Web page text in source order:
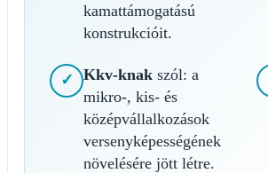
kamattámogatású
konstrukcióit.
✓ Kkv-knak szól: a
mikro-, kis- és
középvállalkozások
versenyképességének
növelésére jött létre.